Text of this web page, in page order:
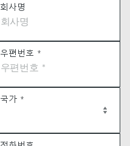
회사명
우편번호 *
국가 *